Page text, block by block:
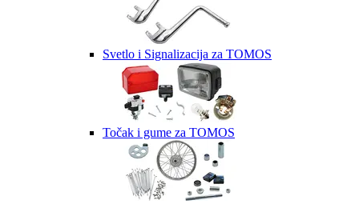
Svetlo i Signalizacija za TOMOS
Točak i gume za TOMOS